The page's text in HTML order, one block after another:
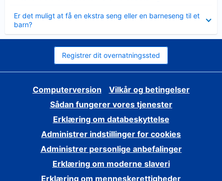
Er det muligt at få en ekstra seng eller en barneseng til et
barn?
Registrer dit overnatningssted
Computerversion
Vilkår og betingelser
Sådan fungerer vores tjenester
Erklæring om databeskyttelse
Administrer indstillinger for cookies
Administrer personlige anbefalinger
Erklæring om moderne slaveri
Erklæring om menneskerettigheder